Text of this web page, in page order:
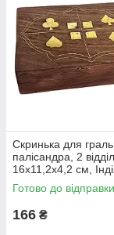
Скринька для
палісандра, 2
16х11,2х4,2 см,
Готово до відправки
166 ₴